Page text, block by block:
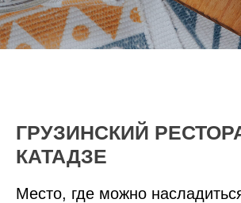
ГРУЗИНСКИЙ
КАТАДЗЕ
Место, где можно